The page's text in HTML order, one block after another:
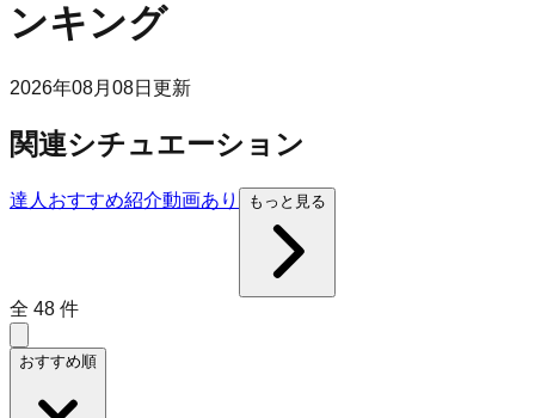
ンキング
2026年08月08日 更新
関連シチュエーション
達人おすすめ紹介動画あり もっと見る
全 48 件
おすすめ順